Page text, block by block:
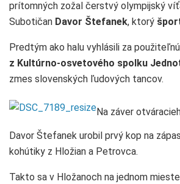
prítomných zožal čerstvý olympijský
Subotičan Davor Štefanek, ktorý
Predtým ako halu vyhlásili za
z Kultúrno-osvetového spolku
zmes slovenských ľudových tancov.
Na záver
Davor Štefanek urobil prvý kop na
kohútiky z Hložian a Petrovca.
Takto sa v Hložanoch na jednom